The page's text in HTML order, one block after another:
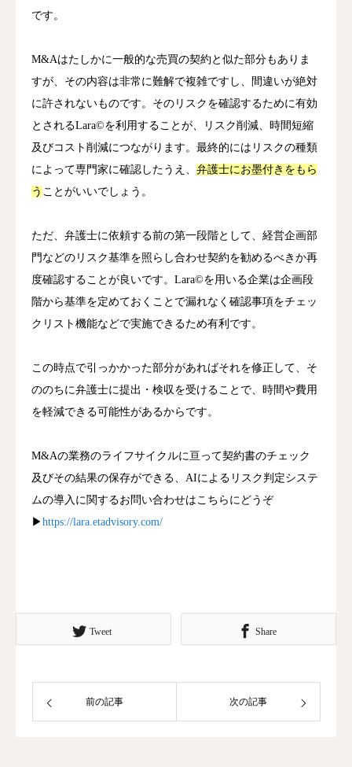
です。
M&Aはたしかに一般的な売買の契約と似た部分もありま
すが、その内容は非常に難解で複雑ですし、間違いが絶対
に許されないものです。 そのリスクを確認するために有効
とされるLara©を利用することが、リスク削減、時間短縮
及びコスト削減につながります。 最終的にはリスクの種類
によって専門家に確認したうえ、 弁護士にお墨付きをもら
う ことがいいでしょう。
ただ、弁護士に依頼する前の第一段階として、経営企画部
門などのリスク基準を照らし合わせ契約を勧めるべきか再
度確認することが良いです。 Lara©を用いる企業は企画段
階から基準を定めておくことで漏れなく確認事項をチェッ
クリスト機能などで実施できるため有利です。
この時点で引っかかった部分があればそれを修正して、そ
ののちに弁護士に提出・検収を受けることで、時間や費用
を軽減できる可能性があるからです。
M&Aの業務のライフサイクルに亘って契約書のチェック
及びその結果の保存ができる、AIによるリスク判定システ
ムの導入に関するお問い合わせはこちらにどうぞ
▶ https://lara.etadvisory.com/
Tweet Share
前の記事 次の記事